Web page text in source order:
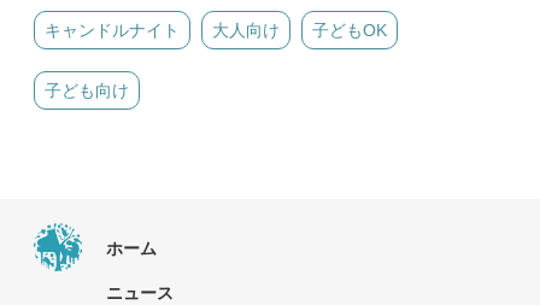
キャンドルナイト 大人向け 子どもOK
子ども向け
ホーム
ニュース